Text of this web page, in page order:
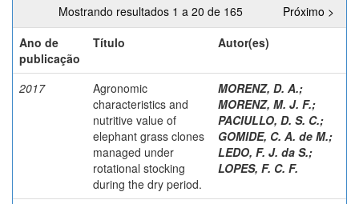
Mostrando resultados 1 a 20 de 165
Próximo >
Ano de
publicação
Título Autor(es)
2017
Agronomic
characteristics and
nutritive value of
elephant grass clones
managed under
rotational stocking
during the dry period.
MORENZ, D. A.;
MORENZ, M. J. F.;
PACIULLO, D. S. C.;
GOMIDE, C. A. de M.;
LEDO, F. J. da S.;
LOPES, F. C. F.